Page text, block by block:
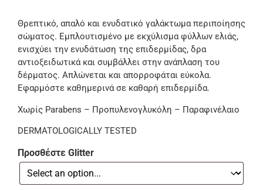
Θρεπτικό, απαλό και ενυδατικό γαλάκτωμα περιποίησης
σώματος. Εμπλουτισμένο με εκχύλισμα φύλλων ελιάς,
ενισχύει την ενυδάτωση της επιδερμίδας, δρα
αντιοξειδωτικά και συμβάλλει στην ανάπλαση του
δέρματος. Απλώνεται και απορροφάται εύκολα.
Εφαρμόστε καθημερινά σε καθαρή επιδερμίδα.
Χωρίς Parabens – Προπυλενογλυκόλη – Παραφινέλαιο
DERMATOLOGICALLY TESTED
Προσθέστε Glitter